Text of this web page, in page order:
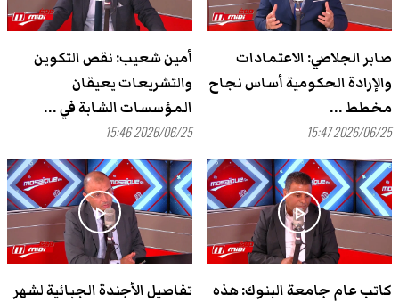
صابر الجلاصي: الاعتمادات
والإرادة الحكومية أساس نجاح
مخطط ...
2026/06/25 15:47
أمين شعيب: نقص التكوين
والتشريعات يعيقان
المؤسسات الشابة في ...
2026/06/25 15:46
play_arrow
كاتب عام جامعة البنوك: هذه
play_arrow
تفاصيل الأجندة الجبائية لشهر